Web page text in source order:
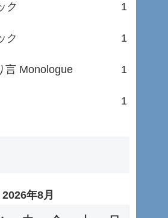
ク 1
ク 1
言 Monologue 1
1
2026年8月